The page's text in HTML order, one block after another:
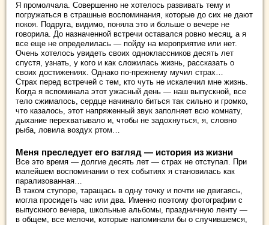
Я промолчала. Совершенно не хотелось развивать тему и
погружаться в страшные воспоминания, которые до сих не дают
покоя. Подруга, видимо, поняла это и больше о вечере не
говорила. До назначенной встречи оставался ровно месяц, а я
все еще не определилась — пойду на мероприятие или нет.
Очень хотелось увидеть своих одноклассников десять лет
спустя, узнать, у кого и как сложилась жизнь, рассказать о
своих достижениях. Однако по-прежнему мучил страх…
Страх перед встречей с тем, кто чуть не искалечил мне жизнь.
Когда я вспоминала этот ужасный день — наш выпускной, все
тело сжималось, сердце начинало биться так сильно и громко,
что казалось, этот напряженный звук заполняет всю комнату,
дыхание перехватывало и, чтобы не задохнуться, я, словно
рыба, ловила воздух ртом…
Меня преследует его взгляд — история из жизни
Все это время — долгие десять лет — страх не отступал. При
малейшем воспоминании о тех событиях я становилась как
парализованная…
В таком ступоре, таращась в одну точку и почти не двигаясь,
могла просидеть час или два. Именно поэтому фотографии с
выпускного вечера, школьные альбомы, праздничную ленту —
в общем, все мелочи, которые напоминали бы о случившемся,